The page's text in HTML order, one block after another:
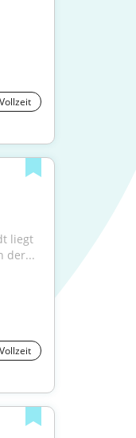
Vollzeit
liegt
der...
Vollzeit